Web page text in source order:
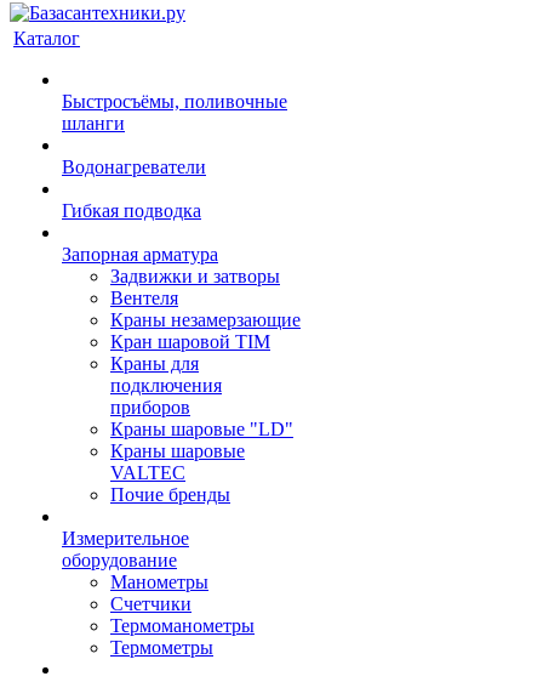
Каталог
Быстросъёмы, поливочные
шланги
Водонагреватели
Гибкая подводка
Запорная арматура
Задвижки и затворы
Вентеля
Краны незамерзающие
Кран шаровой TIM
Краны для
подключения
приборов
Краны шаровые "LD"
Краны шаровые
VALTEC
Почие бренды
Измерительное
оборудование
Манометры
Счетчики
Термоманометры
Термометры